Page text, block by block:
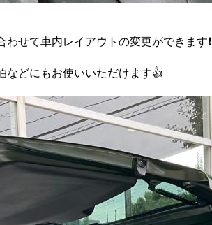
せて車内レイアウトの変更ができます❗️
などにもお使いいただけます👍